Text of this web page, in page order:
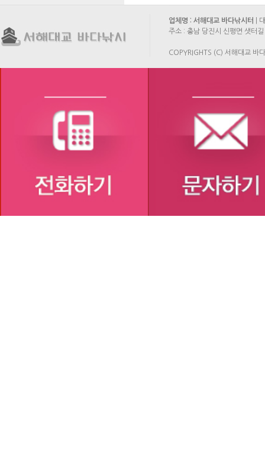
업체명 : 서해대교 바다낚시터
|
주소 : 충남 당진시 신평면 샛터
COPYRIGHTS (C) 서해대교 바